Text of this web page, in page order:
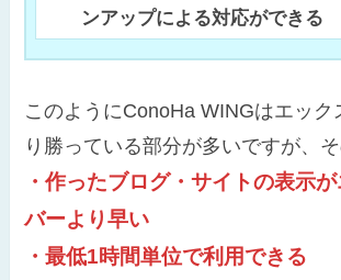
ンアップによる対応ができる
このようにConoHa WINGはエック
り勝っている部分が多いですが、
・作ったブログ・サイトの表示
バーより早い
・最低1時間単位で利用できる